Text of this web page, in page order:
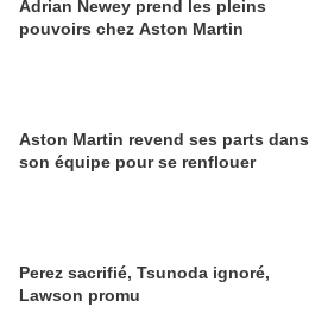
Adrian Newey prend les pleins
pouvoirs chez Aston Martin
Aston Martin revend ses parts dans
son équipe pour se renflouer
Perez sacrifié, Tsunoda ignoré,
Lawson promu